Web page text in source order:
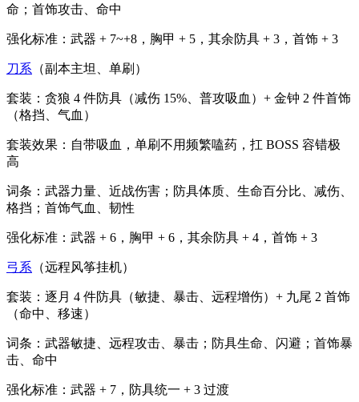
命；首饰攻击、命中
强化标准：武器 + 7~+8，胸甲 + 5，其余防具 + 3，首饰 + 3
刀系 （副本主坦、单刷）
套装：贪狼 4 件防具（减伤 15%、普攻吸血）+ 金钟 2 件首饰
（格挡、气血）
套装效果：自带吸血，单刷不用频繁嗑药，扛 BOSS 容错极
高
词条：武器力量、近战伤害；防具体质、生命百分比、减伤、
格挡；首饰气血、韧性
强化标准：武器 + 6，胸甲 + 6，其余防具 + 4，首饰 + 3
弓系 （远程风筝挂机）
套装：逐月 4 件防具（敏捷、暴击、远程增伤）+ 九尾 2 首饰
（命中、移速）
词条：武器敏捷、远程攻击、暴击；防具生命、闪避；首饰暴
击、命中
强化标准：武器 + 7，防具统一 + 3 过渡